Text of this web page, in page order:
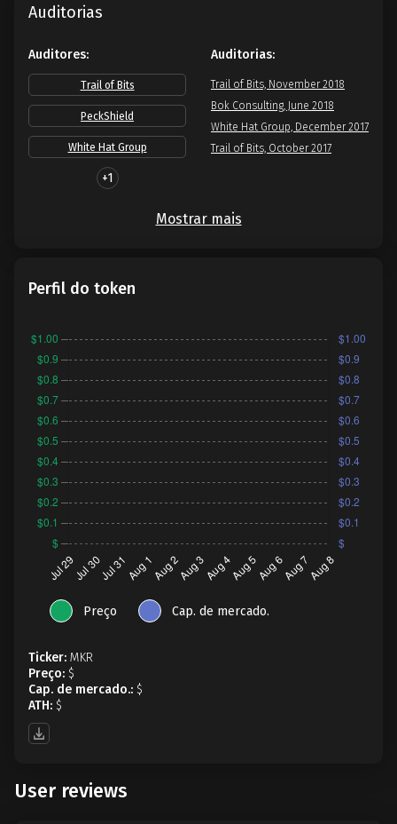
Auditorias
Auditores:
Trail of Bits
PeckShield
White Hat Group
+1
Auditorias:
Trail of Bits, November 2018
Bok Consulting, June 2018
White Hat Group, December 2017
Trail of Bits, October 2017
Mostrar mais
Perfil do token
Preço Cap. de mercado.
Ticker: MKR
Preço: $
Cap. de mercado.: $
ATH: $
User reviews